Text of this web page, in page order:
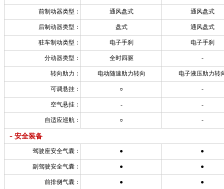
前制动器类型： 通风盘式 通风盘式
后制动器类型： 盘式 通风盘式
驻车制动类型： 电子手刹 电子手刹
分动器类型： 全时四驱 -
转向助力： 电动随速助力转向 电子液压助力转
可调悬挂： ○ -
空气悬挂： - -
自适应巡航： ○ -
- 安全装备
驾驶座安全气囊： ● ●
副驾驶安全气囊： ● ●
前排侧气囊： ● ●